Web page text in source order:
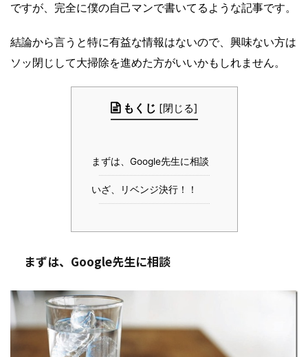
ですが、完全に僕の自己マンで書いてるような記事です。
結論から言うと特に有益な情報はないので、興味ない方は
ソッ閉じして大掃除を進めた方がいいかもしれません。
もくじ [閉じる]
まずは、Google先生に相談
いざ、リベンジ決行！！
まずは、Google先生に相談